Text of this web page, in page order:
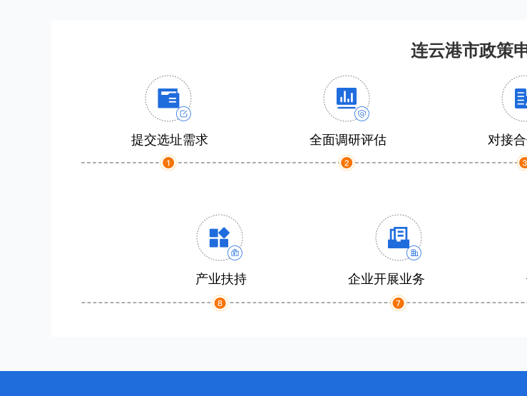
连云港市政策
提交选址需求 全面调研评估 对接
产业扶持 企业开展业务